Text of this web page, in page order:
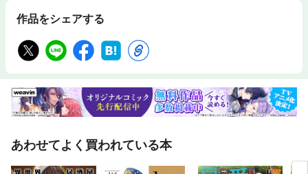
作品をシェアする
あわせてよく買われている本